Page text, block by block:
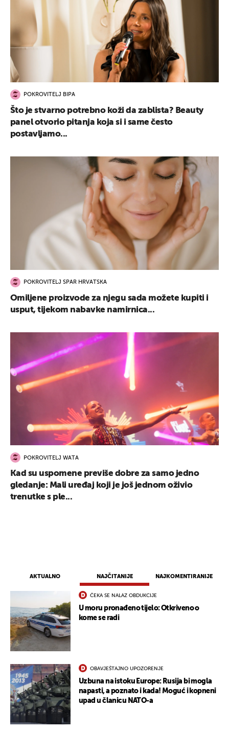
AKTUALNO NAJČITANIJE NAJKOMENTIRANIJE
ČEKA SE NALAZ OBDUKCIJE
U moru pronađeno tijelo: Otkriveno o
kome se radi
OBAVJEŠTAJNO UPOZORENJE
Uzbuna na istoku Europe: Rusija bi mogla
napasti, a poznato i kada! Moguć i kopneni
upad u članicu NATO-a
POKROVITELJ BIPA
Što je stvarno potrebno koži da zablista? Beauty
panel otvorio pitanja koja si i same često
postavljamo...
POKROVITELJ SPAR HRVATSKA
Omiljene proizvode za njegu sada možete kupiti i
usput, tijekom nabavke namirnica...
POKROVITELJ WATA
Kad su uspomene previše dobre za samo jedno
gledanje: Mali uređaj koji je još jednom oživio
trenutke s ple...